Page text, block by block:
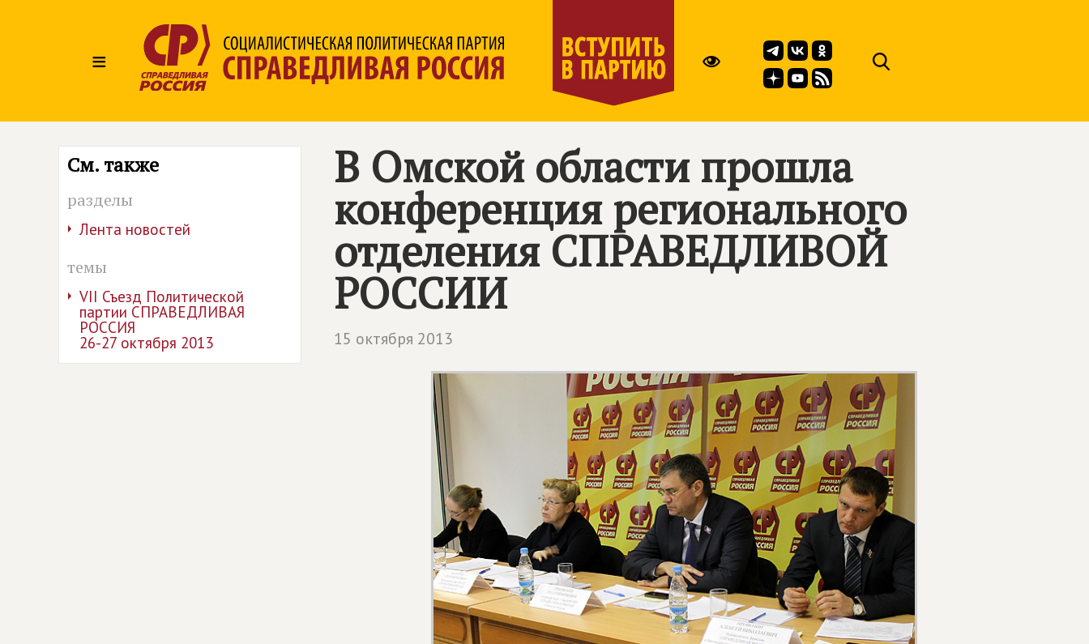
≡
См. также
разделы
Лента новостей
темы
VII Съезд Политической
партии СПРАВЕДЛИВАЯ
РОССИЯ
26-27 октября 2013
В Омской области прошла
конференция регионального
отделения СПРАВЕДЛИВОЙ
РОССИИ
15 октября 2013